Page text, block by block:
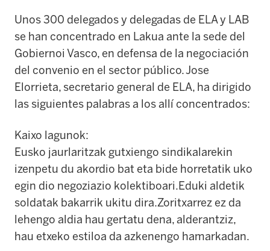
Unos 300 delegados y delegadas de ELA y LAB
se han concentrado en Lakua ante la sede del
Gobiernoi Vasco, en defensa de la negociación
del convenio en el sector público. Jose
Elorrieta, secretario general de ELA, ha dirigido
las siguientes palabras a los allí concentrados:
Kaixo lagunok:
Eusko jaurlaritzak gutxiengo sindikalarekin
izenpetu du akordio bat eta bide horretatik uko
egin dio negoziazio kolektiboari.Eduki aldetik
soldatak bakarrik ukitu dira.Zoritxarrez ez da
lehengo aldia hau gertatu dena, alderantziz,
hau etxeko estiloa da azkenengo hamarkadan.